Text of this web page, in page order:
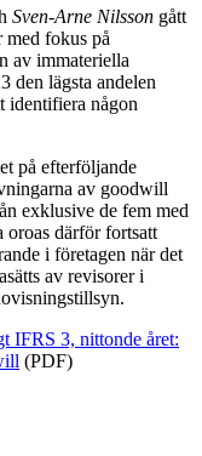
Sven-Arne Nilsson gått
med fokus på
av immateriella
den lägsta andelen
identifiera någon
på efterföljande
av goodwill
exklusive de fem med
oroas därför fortsatt
i företagen när det
av revisorer i
IFRS 3, nittonde året:
(PDF)